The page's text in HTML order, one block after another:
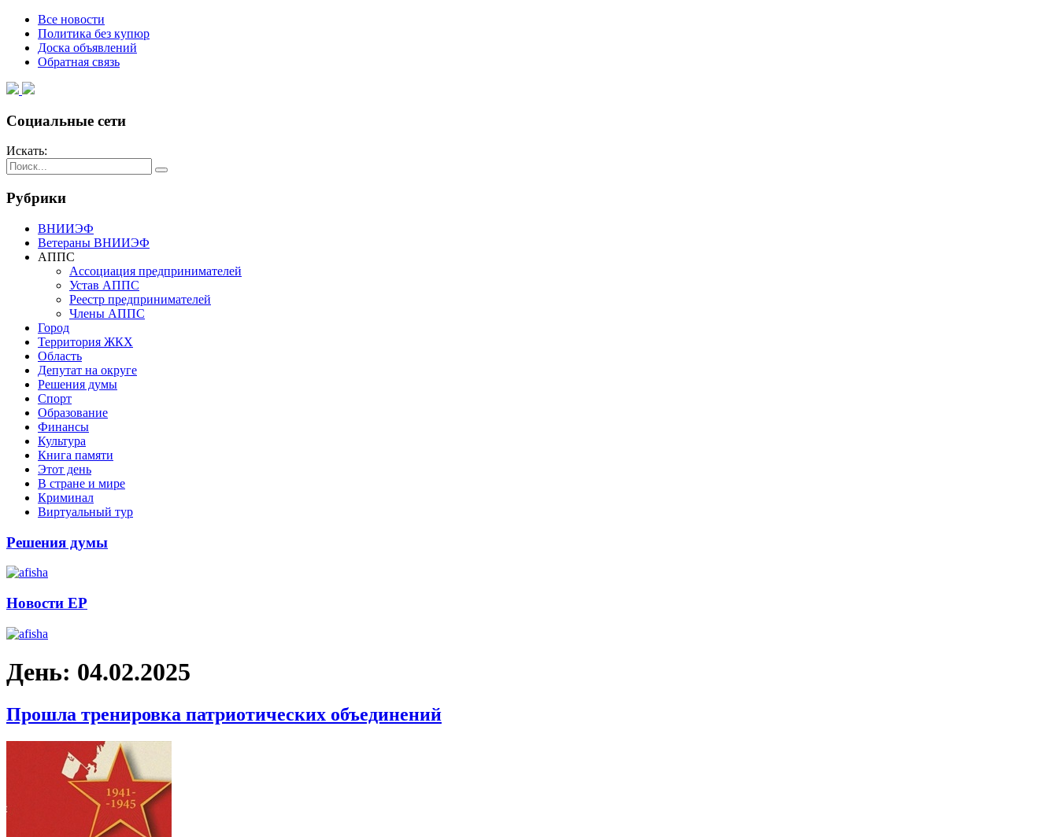
Все новости
Политика без купюр
Доска объявлений
Обратная связь
Социальные сети
Искать:
Рубрики
ВНИИЭФ
Ветераны ВНИИЭФ
АППС
Ассоциация предпринимателей
Устав АППС
Реестр предпринимателей
Члены АППС
Город
Территория ЖКХ
Область
Депутат на округе
Решения думы
Спорт
Образование
Финансы
Культура
Книга памяти
Этот день
В стране и мире
Криминал
Виртуальный тур
Решения думы
Новости ЕР
День: 04.02.2025
Прошла тренировка патриотических объединений